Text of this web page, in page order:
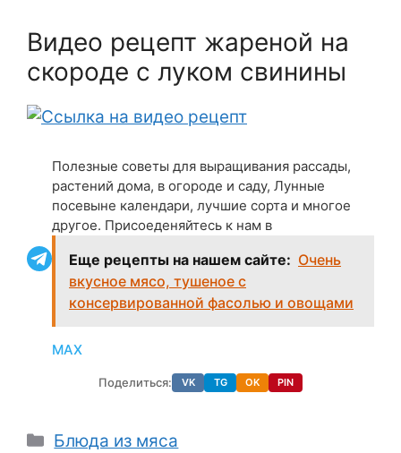
Видео рецепт жареной на
скороде с луком свинины
Полезные советы для выращивания рассады,
растений дома, в огороде и саду, Лунные
посевыне календари, лучшие сорта и многое
другое. Присоеденяйтесь к нам в
Еще рецепты на нашем сайте: Очень
вкусное мясо, тушеное с
консервированной фасолью и овощами
МАХ
Поделиться: VK TG OK PIN
Рубрики
Блюда из мяса